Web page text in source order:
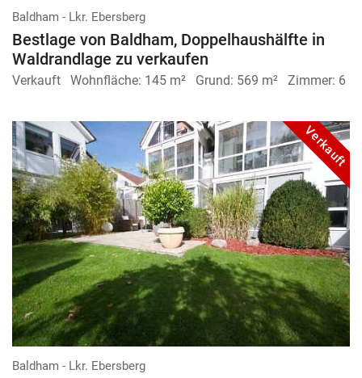
Baldham - Lkr. Ebersberg
Bestlage von Baldham, Doppelhaushälfte in
Waldrandlage zu verkaufen
Verkauft Wohnfläche: 145 m² Grund: 569 m² Zimmer: 6
Verkauft
Baldham - Lkr. Ebersberg